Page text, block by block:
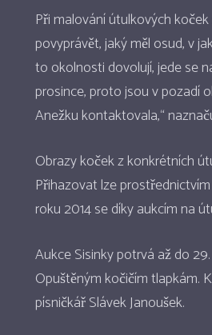
Při malování útulkových
povyprávět, jaký měl osud, v
to okolnosti dovolují, jede se
prosince, proto jsou v pozadí
Anežku kontaktovala,“
Obrazy koček z konkrétních
Přihazovat lze
roku 2014 se díky aukcím na
Aukce Sisinky potrvá až do
Opuštěným kočičím tlapkám.
písničkář Slávek Janoušek.